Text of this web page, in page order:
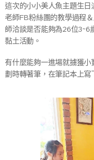
這次的小小美人魚主題生
老師FB粉絲團的教學過程
師洽談是否能夠為26位3~6
黏土活動。
有什麼能夠一進場就擄獲
劃時轉著筆，在筆記本上寫